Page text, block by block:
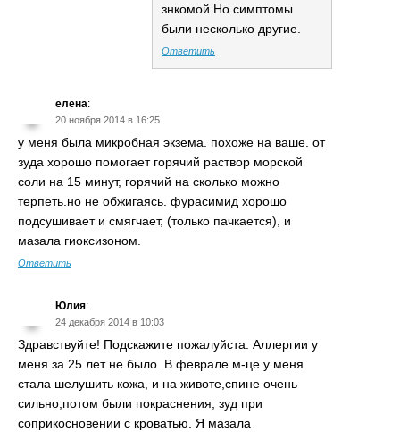
знкомой.Но симптомы
были несколько другие.
Ответить
елена:
20 ноября 2014 в 16:25
у меня была микробная экзема. похоже на ваше. от
зуда хорошо помогает горячий раствор морской
соли на 15 минут, горячий на сколько можно
терпеть.но не обжигаясь. фурасимид хорошо
подсушивает и смягчает, (только пачкается), и
мазала гиоксизоном.
Ответить
Юлия:
24 декабря 2014 в 10:03
Здравствуйте! Подскажите пожалуйста. Аллергии у
меня за 25 лет не было. В феврале м-це у меня
стала шелушить кожа, и на животе,спине очень
сильно,потом были покраснения, зуд при
соприкосновении с кроватью. Я мазала